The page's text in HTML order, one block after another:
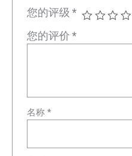
您的评级*
您的评价*
名称*